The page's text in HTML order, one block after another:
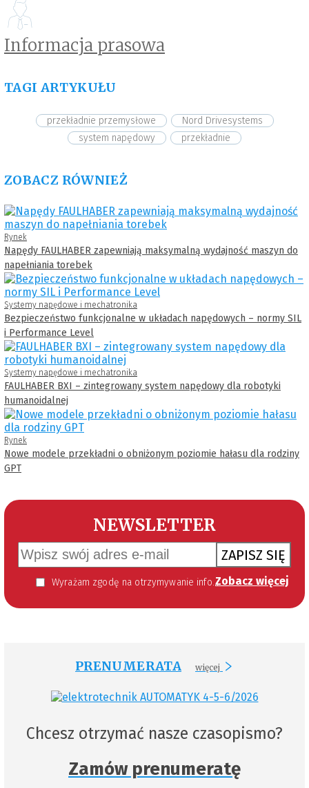
Informacja prasowa
TAGI ARTYKUŁU
przekładnie przemysłowe
Nord Drivesystems
system napędowy
przekładnie
ZOBACZ RÓWNIEŻ
Rynek
Napędy FAULHABER zapewniają maksymalną wydajność maszyn do
napełniania torebek
Systemy napędowe i mechatronika
Bezpieczeństwo funkcjonalne w układach napędowych – normy SIL
i Performance Level
Systemy napędowe i mechatronika
FAULHABER BXI – zintegrowany system napędowy dla robotyki
humanoidalnej
Rynek
Nowe modele przekładni o obniżonym poziomie hałasu dla rodziny
GPT
NEWSLETTER
ZAPISZ SIĘ
Wyrażam zgodę na otrzymywanie informacji handlowej kierowanej do mnie za pomocą środków komunikacji elektronicznej w szczególności poczty elektronicznej zgodnie z przepisem art. 10 ust 2 ustawy z dnia 18 lipca 2002 roku o świadczeniu usług drogą elektroniczną (Dz. U. 144 z 2002 r. poz. 1204). Zgoda jest dobrowolna, jednak jej wyrażenie jest konieczne, aby otrzymywać newsletter. Zobacz więcej
PRENUMERATA więcej
Chcesz otrzymać nasze czasopismo?
Zamów prenumeratę